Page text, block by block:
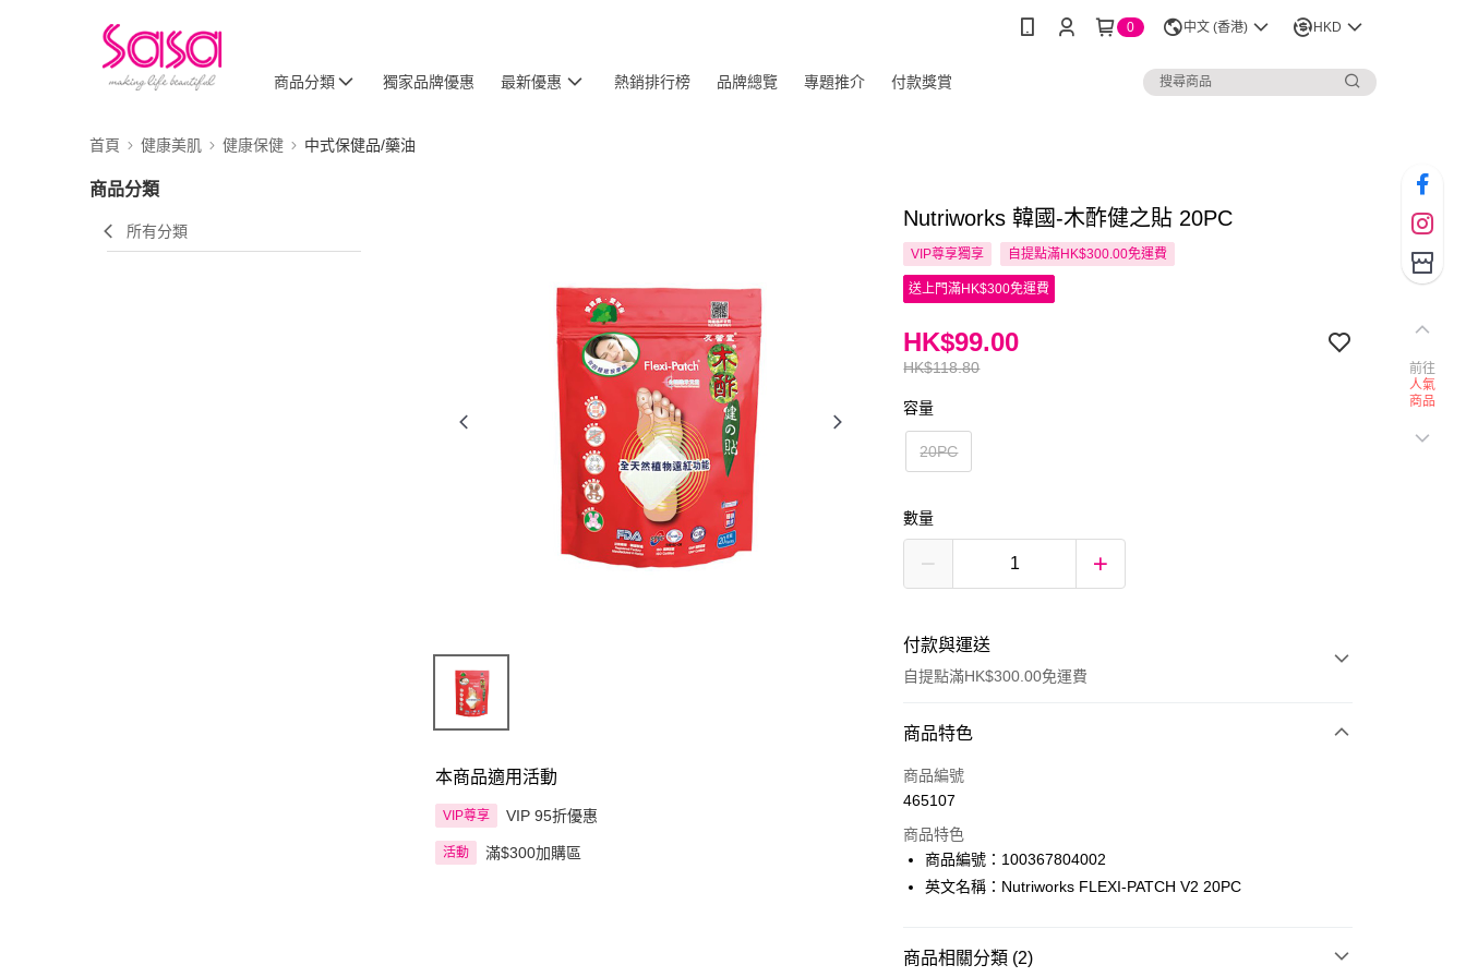
0 中文 (香港) HKD
商品分類 獨家品牌優惠 最新優惠 熱銷排行榜 品牌總覽 專題推介 付款獎賞
首頁 健康美肌 健康保健 中式保健品/藥油
商品分類
所有分類
本商品適用活動
VIP尊享 VIP 95折優惠
活動 滿$300加購區
Nutriworks 韓國-木酢健之貼 20PC
VIP尊享獨享 自提點滿HK$300.00免運費
送上門滿HK$300免運費
HK$118.80
HK$99.00
容量
20PC
數量
付款與運送
自提點滿HK$300.00免運費
付款方式
信用卡
AlipayHK
PayMe
商品特色
商品編號
465107
商品特色
商品編號：100367804002
英文名稱：Nutriworks FLEXI-PATCH V2 20PC
商品相關分類 (2)
前往
人氣
商品